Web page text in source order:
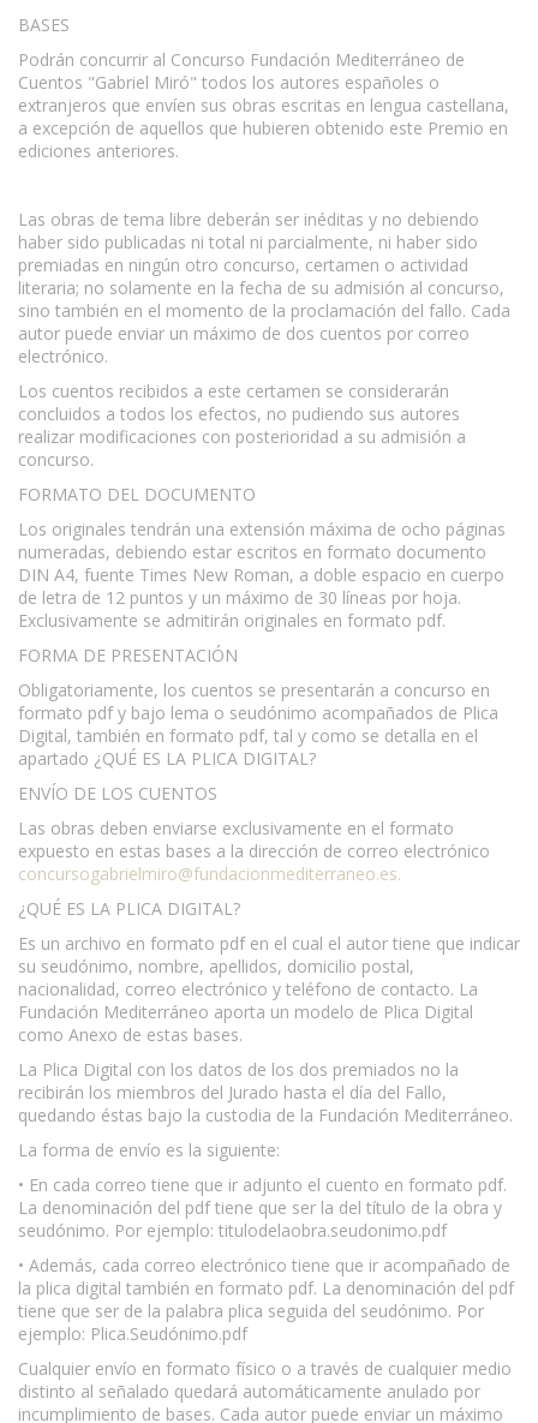
BASES
Podrán concurrir al Concurso Fundación Mediterráneo de
Cuentos "Gabriel Miró" todos los autores españoles o
extranjeros que envíen sus obras escritas en lengua castellana,
a excepción de aquellos que hubieren obtenido este Premio en
ediciones anteriores.
Las obras de tema libre deberán ser inéditas y no debiendo
haber sido publicadas ni total ni parcialmente, ni haber sido
premiadas en ningún otro concurso, certamen o actividad
literaria; no solamente en la fecha de su admisión al concurso,
sino también en el momento de la proclamación del fallo. Cada
autor puede enviar un máximo de dos cuentos por correo
electrónico.
Los cuentos recibidos a este certamen se considerarán
concluidos a todos los efectos, no pudiendo sus autores
realizar modificaciones con posterioridad a su admisión a
concurso.
FORMATO DEL DOCUMENTO
Los originales tendrán una extensión máxima de ocho páginas
numeradas, debiendo estar escritos en formato documento
DIN A4, fuente Times New Roman, a doble espacio en cuerpo
de letra de 12 puntos y un máximo de 30 líneas por hoja.
Exclusivamente se admitirán originales en formato pdf.
FORMA DE PRESENTACIÓN
Obligatoriamente, los cuentos se presentarán a concurso en
formato pdf y bajo lema o seudónimo acompañados de Plica
Digital, también en formato pdf, tal y como se detalla en el
apartado ¿QUÉ ES LA PLICA DIGITAL?
ENVÍO DE LOS CUENTOS
Las obras deben enviarse exclusivamente en el formato
expuesto en estas bases a la dirección de correo electrónico
concursogabrielmiro@fundacionmediterraneo.es.
¿QUÉ ES LA PLICA DIGITAL?
Es un archivo en formato pdf en el cual el autor tiene que indicar
su seudónimo, nombre, apellidos, domicilio postal,
nacionalidad, correo electrónico y teléfono de contacto. La
Fundación Mediterráneo aporta un modelo de Plica Digital
como Anexo de estas bases.
La Plica Digital con los datos de los dos premiados no la
recibirán los miembros del Jurado hasta el día del Fallo,
quedando éstas bajo la custodia de la Fundación Mediterráneo.
La forma de envío es la siguiente:
• En cada correo tiene que ir adjunto el cuento en formato pdf.
La denominación del pdf tiene que ser la del título de la obra y
seudónimo. Por ejemplo: titulodelaobra.seudonimo.pdf
• Además, cada correo electrónico tiene que ir acompañado de
la plica digital también en formato pdf. La denominación del pdf
tiene que ser de la palabra plica seguida del seudónimo. Por
ejemplo: Plica.Seudónimo.pdf
Cualquier envío en formato físico o a través de cualquier medio
distinto al señalado quedará automáticamente anulado por
incumplimiento de bases. Cada autor puede enviar un máximo